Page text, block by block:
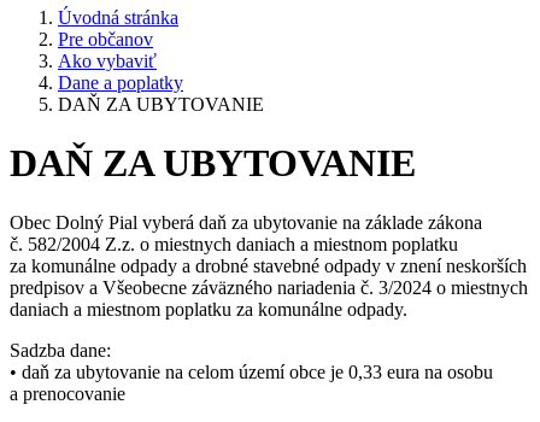
Úvodná stránka
Pre občanov
Ako vybaviť
Dane a poplatky
DAŇ ZA UBYTOVANIE
DAŇ ZA UBYTOVANIE
Obec Dolný Pial vyberá daň za ubytovanie na základe zákona
č. 582/2004 Z.z. o miestnych daniach a miestnom poplatku
za komunálne odpady a drobné stavebné odpady v znení neskorších
predpisov a Všeobecne záväzného nariadenia č. 3/2024 o miestnych
daniach a miestnom poplatku za komunálne odpady.
Sadzba dane:
• daň za ubytovanie na celom území obce je 0,33 eura na osobu
a prenocovanie